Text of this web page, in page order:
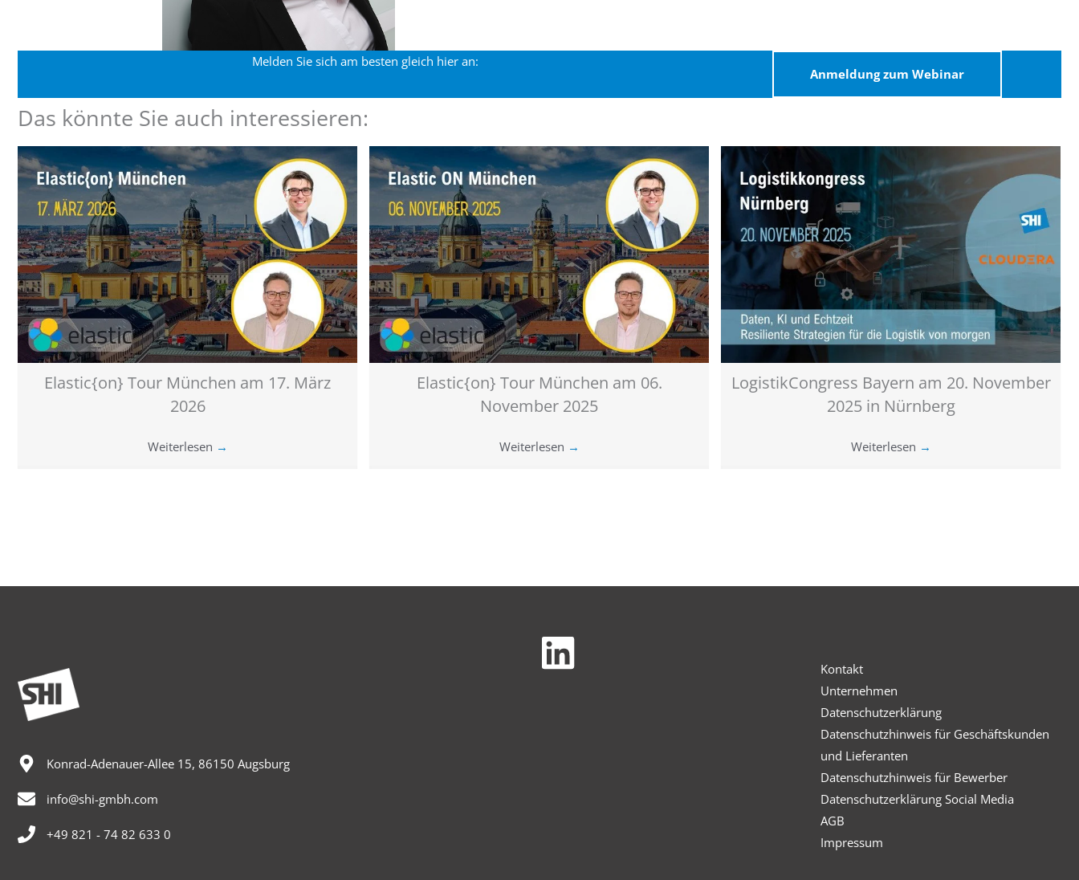
Melden Sie sich am besten gleich hier an:
Anmeldung zum Webinar
Das könnte Sie auch interessieren:
Elastic{on} Tour München am 17. März
2026
Weiterlesen →
Elastic{on} Tour München am 06.
November 2025
Weiterlesen →
LogistikCongress Bayern am 20. November
2025 in Nürnberg
Weiterlesen →
Konrad-Adenauer-Allee 15, 86150 Augsburg
info@shi-gmbh.com
+49 821 - 74 82 633 0
Kontakt
Unternehmen
Datenschutzerklärung
Datenschutzhinweis für Geschäftskunden
und Lieferanten
Datenschutzhinweis für Bewerber
Datenschutzerklärung Social Media
AGB
Impressum